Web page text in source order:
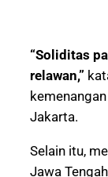
“Soliditas
relawan,”
Jakarta.
Selain itu,
Jawa